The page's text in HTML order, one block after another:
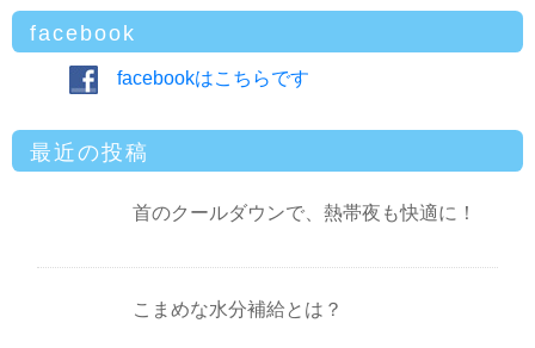
facebook
facebookはこちらです
最近の投稿
首のクールダウンで、熱帯夜も快適に！
こまめな水分補給とは？